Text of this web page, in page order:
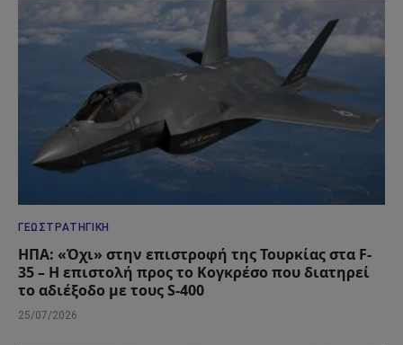
ΓΕΩΣΤΡΑΤΗΓΙΚΉ
ΗΠΑ: «Όχι» στην επιστροφή της Τουρκίας στα F-
35 – Η επιστολή προς το Κογκρέσο που διατηρεί
το αδιέξοδο με τους S-400
25/07/2026